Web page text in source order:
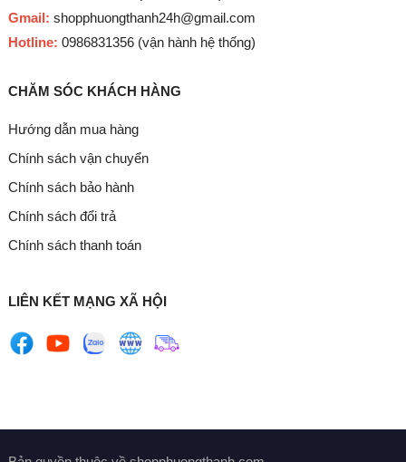
Gmail: shopphuongthanh24h@gmail.com
Hotline: 0986831356 (vận hành hệ thống)
CHĂM SÓC KHÁCH HÀNG
Hướng dẫn mua hàng
Chính sách vận chuyển
Chính sách bảo hành
Chính sách đổi trả
Chính sách thanh toán
LIÊN KẾT MẠNG XÃ HỘI